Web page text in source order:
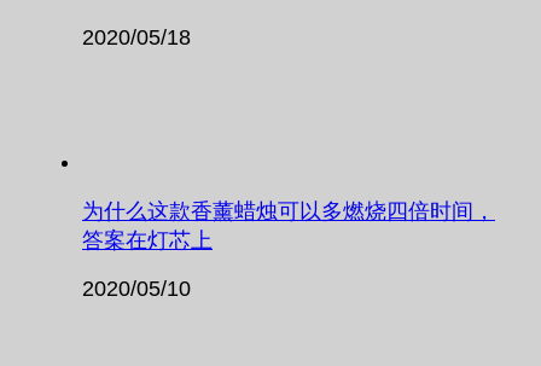
2020/05/18
为什么这款香薰蜡烛可以多燃烧四倍时间，
答案在灯芯上
2020/05/10